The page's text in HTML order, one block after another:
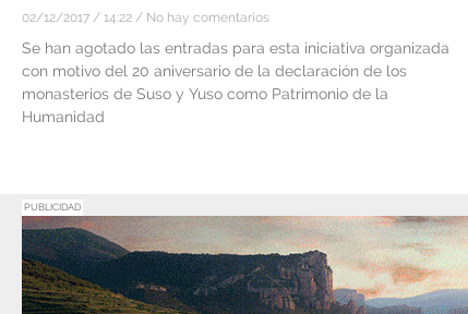
02/12/2017 14:22 No hay comentarios
Se han agotado las entradas para esta iniciativa organizada
con motivo del 20 aniversario de la declaración de los
monasterios de Suso y Yuso como Patrimonio de la
Humanidad
PUBLICIDAD